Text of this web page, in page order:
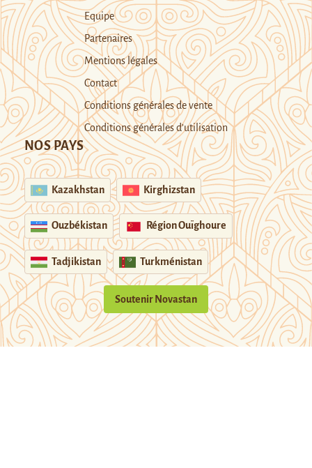
Equipe
Partenaires
Mentions légales
Contact
Conditions générales de vente
Conditions générales d’utilisation
NOS PAYS
Kazakhstan Kirghizstan
Ouzbékistan Région Ouïghoure
Tadjikistan Turkménistan
Soutenir Novastan